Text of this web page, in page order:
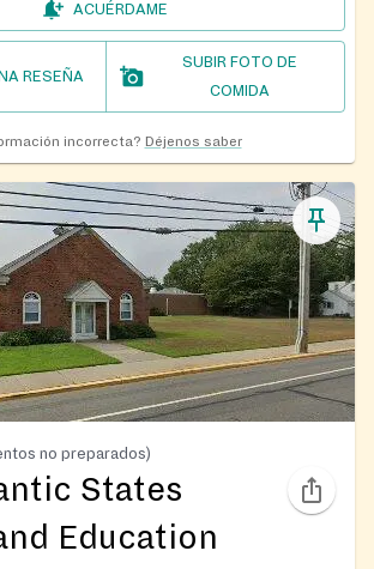
ACUÉRDAME
RESEÑA
SUBIR FOTO DE
COMIDA
incorrecta? Déjenos saber
no preparados)
States
Education